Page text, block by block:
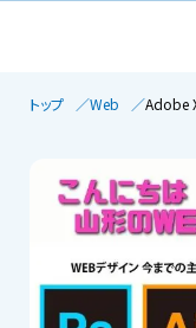
トップ Web Adobe